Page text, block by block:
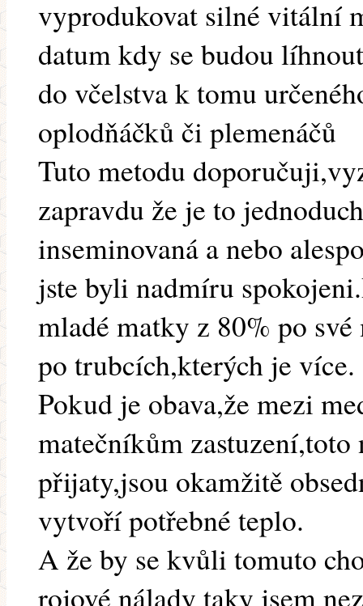
vyprodukovat silné vitální
datum kdy se budou
do včelstva k tomu
oplodňáčků či plemenáčů
Tuto metodu
zapravdu že je to
inseminovaná a nebo
jste byli nadmíru
mladé matky z 80% po
po trubcích,kterých je více.
Pokud je obava,že mezi
matečníkům
přijaty,jsou okamžitě
vytvoří potřebné teplo.
A že by se kvůli tomuto
rojové nálady taky jsem